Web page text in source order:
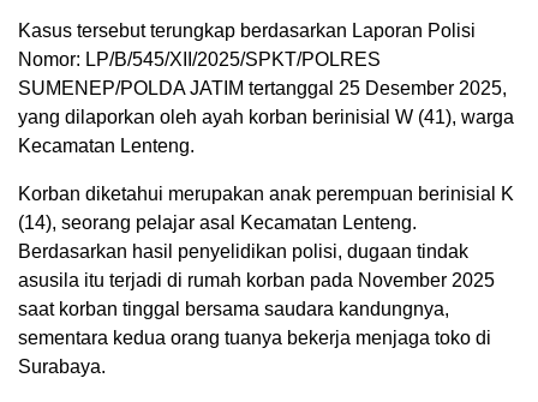
Kasus tersebut terungkap berdasarkan Laporan Polisi
Nomor: LP/B/545/XII/2025/SPKT/POLRES
SUMENEP/POLDA JATIM tertanggal 25 Desember 2025,
yang dilaporkan oleh ayah korban berinisial W (41), warga
Kecamatan Lenteng.
Korban diketahui merupakan anak perempuan berinisial K
(14), seorang pelajar asal Kecamatan Lenteng.
Berdasarkan hasil penyelidikan polisi, dugaan tindak
asusila itu terjadi di rumah korban pada November 2025
saat korban tinggal bersama saudara kandungnya,
sementara kedua orang tuanya bekerja menjaga toko di
Surabaya.